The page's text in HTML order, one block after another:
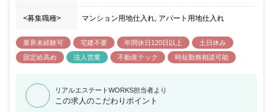
<募集職種> マンション用地仕入れ, アパート用地仕入れ
業界未経験可 宅建不要 年間休日120日以上
土日休み
固定給高め
法人営業 不動産テック 時短勤務相談可能
リアルエステートWORKS担当者より
この求人のこだわりポイント